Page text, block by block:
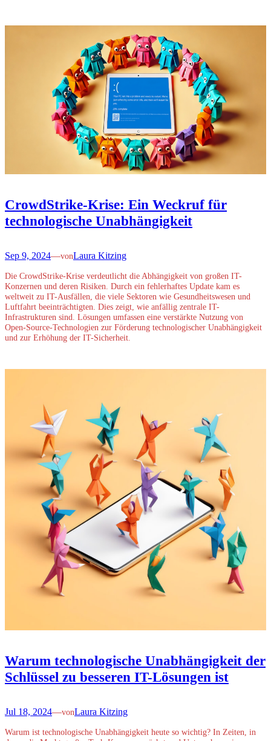
CrowdStrike-Krise: Ein Weckruf für
technologische Unabhängigkeit
Sep 9, 2024—vonLaura Kitzing
Die CrowdStrike-Krise verdeutlicht die Abhängigkeit von großen IT-
Konzernen und deren Risiken. Durch ein fehlerhaftes Update kam es
weltweit zu IT-Ausfällen, die viele Sektoren wie Gesundheitswesen und
Luftfahrt beeinträchtigten. Dies zeigt, wie anfällig zentrale IT-
Infrastrukturen sind. Lösungen umfassen eine verstärkte Nutzung von
Open-Source-Technologien zur Förderung technologischer Unabhängigkeit
und zur Erhöhung der IT-Sicherheit.
Warum technologische Unabhängigkeit der
Schlüssel zu besseren IT-Lösungen ist
Jul 18, 2024—vonLaura Kitzing
Warum ist technologische Unabhängigkeit heute so wichtig? In Zeiten, in